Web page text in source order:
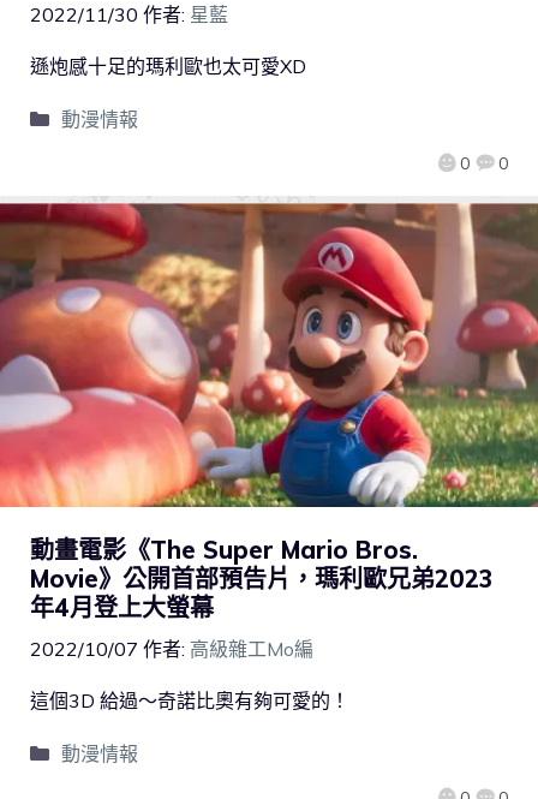
2022/11/30 作者: 星藍
0 0
遜炮感十足的瑪利歐也太可愛XD
動漫情報
動畫電影《The Super Mario Bros.
Movie》公開首部預告片，瑪利歐兄弟2023
年4月登上大螢幕
2022/10/07 作者: 高級雜工Mo編
這個3D 給過～奇諾比奧有夠可愛的！
動漫情報